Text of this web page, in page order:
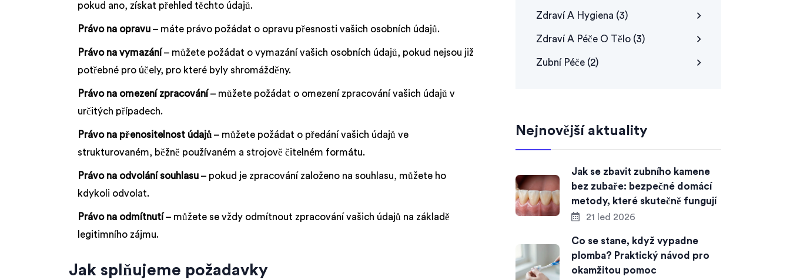
pokud ano, získat přehled těchto údajů.
Právo na opravu – máte právo požádat o opravu přesnosti vašich osobních údajů.
Právo na vymazání – můžete požádat o vymazání vašich osobních údajů, pokud nejsou již
potřebné pro účely, pro které byly shromážděny.
Právo na omezení zpracování – můžete požádat o omezení zpracování vašich údajů v
určitých případech.
Právo na přenositelnost údajů – můžete požádat o předání vašich údajů ve
strukturovaném, běžně používaném a strojově čitelném formátu.
Právo na odvolání souhlasu – pokud je zpracování založeno na souhlasu, můžete ho
kdykoli odvolat.
Právo na odmítnutí – můžete se vždy odmítnout zpracování vašich údajů na základě
legitimního zájmu.
Jak splňujeme požadavky
Zdraví A Hygiena (3)
Zdraví A Péče O Tělo (3)
Zubní Péče (2)
Nejnovější aktuality
Jak se zbavit zubního kamene
bez zubaře: bezpečné domácí
metody, které skutečně fungují
21 led 2026
Co se stane, když vypadne
plomba? Praktický návod pro
okamžitou pomoc